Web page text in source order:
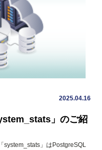
2025.04.16
」のご紹
system_stats」はPostgreSQL